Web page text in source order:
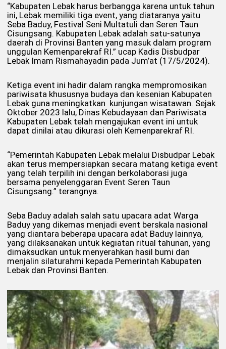
“Kabupaten Lebak harus berbangga karena untuk tahun
ini, Lebak memiliki tiga event, yang diataranya yaitu
Seba Baduy, Festival Seni Multatuli dan Seren Taun
Cisungsang. Kabupaten Lebak adalah satu-satunya
daerah di Provinsi Banten yang masuk dalam program
unggulan Kemenparekraf RI.” ucap Kadis Disbudpar
Lebak Imam Rismahayadin pada Jum’at (17/5/2024).
Ketiga event ini hadir dalam rangka mempromosikan
pariwisata khususnya budaya dan kesenian Kabupaten
Lebak guna meningkatkan kunjungan wisatawan. Sejak
Oktober 2023 lalu, Dinas Kebudayaan dan Pariwisata
Kabupaten Lebak telah mengajukan event ini untuk
dapat dinilai atau dikurasi oleh Kemenparekraf RI.
“Pemerintah Kabupaten Lebak melalui Disbudpar Lebak
akan terus mempersiapkan secara matang ketiga event
yang telah terpilih ini dengan berkolaborasi juga
bersama penyelenggaran Event Seren Taun
Cisungsang.” terangnya.
Seba Baduy adalah salah satu upacara adat Warga
Baduy yang dikemas menjadi event berskala nasional
yang diantara beberapa upacara adat Baduy lainnya,
yang dilaksanakan untuk kegiatan ritual tahunan, yang
dimaksudkan untuk menyerahkan hasil bumi dan
menjalin silaturahmi kepada Pemerintah Kabupaten
Lebak dan Provinsi Banten.